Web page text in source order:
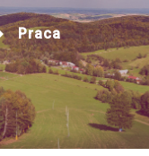
Praca